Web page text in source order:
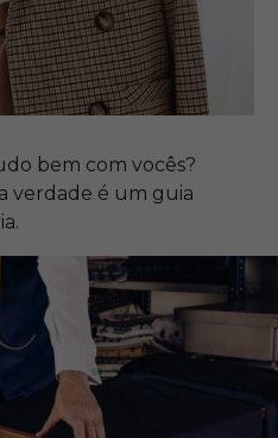
bem com vocês?
verdade é um guia